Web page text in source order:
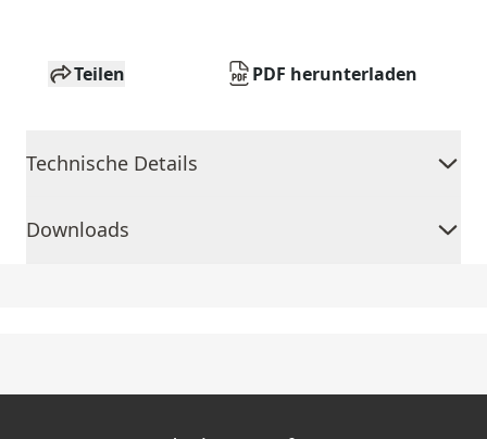
Teilen PDF herunterladen
Technische Details
Downloads